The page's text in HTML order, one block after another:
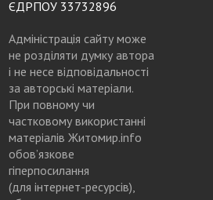
ЄДРПОУ 33732896
Адміністрація сайту може
не розділяти думку автора
і не несе відповідальності
за авторські матеріали.
При повному чи
частковому використанні
матеріалів Житомир.info
обов’язкове
гіперпосилання
(для інтернет-ресурсів),